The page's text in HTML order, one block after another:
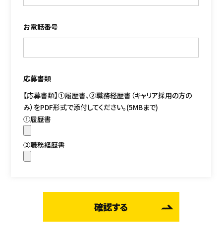
お電話番号
応募書類
【応募書類】①履歴書、②職務経歴書（キャリア採用の方の
み）をPDF形式で添付してください。(5MBまで)
①履歴書
②職務経歴書
確認する